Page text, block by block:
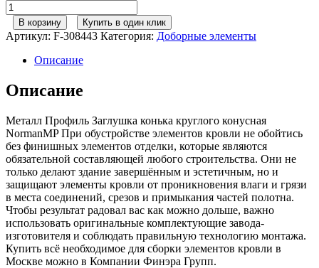
Количество
товара
Металл
Профиль
Заглушка
конька
круглого
конусная
(ПЭ-01-
3005-
0.5)
В корзину Купить в один клик
Артикул: F-308443 Категория: Доборные элементы
Описание
Описание
Металл Профиль Заглушка конька круглого конусная
NormanMP При обустройстве элементов кровли не обойтись
без финишных элементов отделки, которые являются
обязательной составляющей любого строительства. Они не
только делают здание завершённым и эстетичным, но и
защищают элементы кровли от проникновения влаги и грязи
в места соединений, срезов и примыкания частей полотна.
Чтобы результат радовал вас как можно дольше, важно
использовать оригинальные комплектующие завода-
изготовителя и соблюдать правильную технологию монтажа.
Купить всё необходимое для сборки элементов кровли в
Москве можно в Компании Финэра Групп.